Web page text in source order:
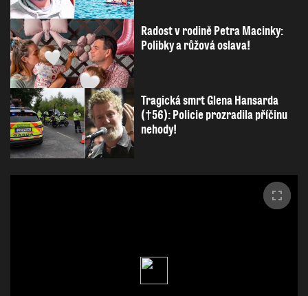
Radost v rodině Petra Macinky:
Polibky a růžová oslava!
Tragická smrt Glena Hansarda
(†56): Policie prozradila příčinu
nehody!